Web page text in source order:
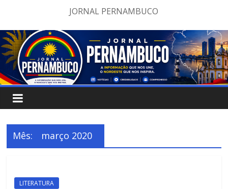
o
conteúdo
JORNAL PERNAMBUCO
Mês: março 2020
LITERATURA